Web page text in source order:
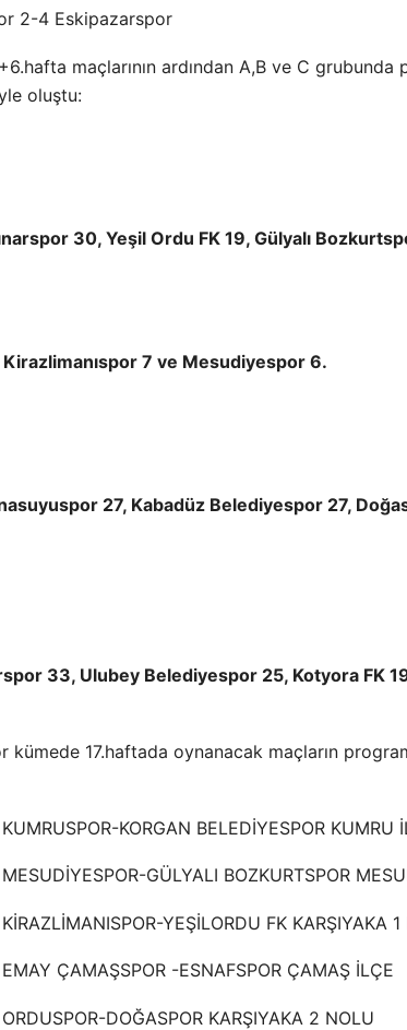
2-4 Eskipazarspor
maçlarının ardından A,B ve C grubunda
oluştu:
30, Yeşil Ordu FK 19, Gülyalı
7 ve Mesudiyespor 6.
27, Kabadüz Belediyespor 27,
33, Ulubey Belediyespor 25, Kotyora FK
kümede 17.haftada oynanacak maçların
KORGAN BELEDİYESPOR KUMRU
GÜLYALI BOZKURTSPOR
YEŞİLORDU FK KARŞIYAKA 1
ÇAMAŞSPOR -ESNAFSPOR ÇAMAŞ İLÇE
DOĞASPOR KARŞIYAKA 2 NOLU